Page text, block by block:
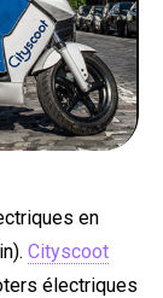
en
Cityscoot
électriques